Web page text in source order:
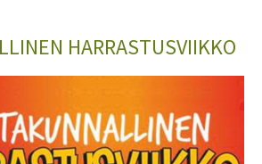
HARRASTUSVIIKKO